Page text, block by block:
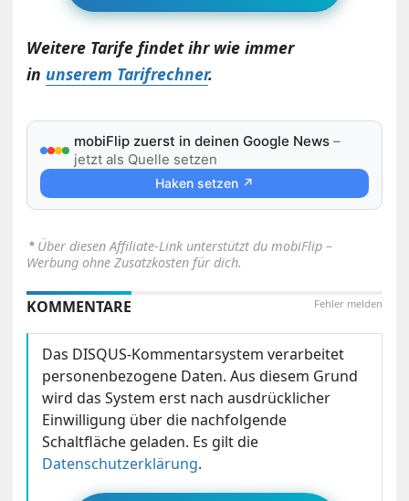
Weitere Tarife findet ihr wie immer
in unserem Tarifrechner.
mobiFlip zuerst in deinen Google News –
jetzt als Quelle setzen
Haken setzen ↗
⋆ Über diesen Affiliate-Link unterstützt du mobiFlip –
Werbung ohne Zusatzkosten für dich.
Fehler melden
KOMMENTARE
Das DISQUS-Kommentarsystem verarbeitet
personenbezogene Daten. Aus diesem Grund
wird das System erst nach ausdrücklicher
Einwilligung über die nachfolgende
Schaltfläche geladen. Es gilt die
Datenschutzerklärung.